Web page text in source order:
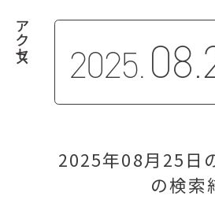
アクセス 2025.
2025年08月25日
の検索